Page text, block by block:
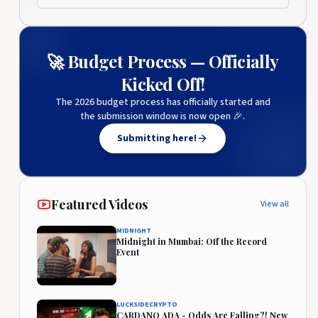
🚀 Budget Process — Officially
Kicked Off!
The 2026 budget process has officially started and
the submission window is now open 🎉.
Submitting here!
Featured Videos View all
MIDNIGHT
Midnight in Mumbai: Off the Record
Event
LUCKSIDECRYPTO
CARDANO ADA - Odds Are Falling?! New